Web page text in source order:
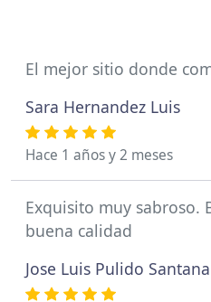
El mejor sitio donde
Sara Hernandez Luis
Hace 1 años y 2 meses
Exquisito muy sabroso.
buena calidad
Jose Luis Pulido Santana